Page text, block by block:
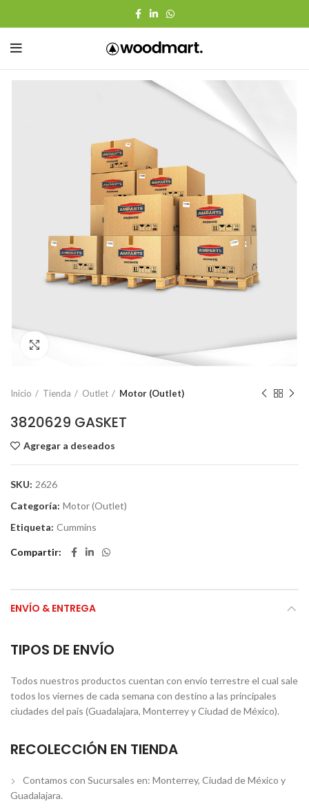
Click to enlarge
Inicio Tienda Outlet Motor (Outlet)
3820629 GASKET
Agregar a deseados
SKU: 2626
Categoría: Motor (Outlet)
Etiqueta: Cummins
Compartir
ENVÍO & ENTREGA
TIPOS DE ENVÍO
Todos nuestros productos cuentan con envío terrestre el cual sale
todos los viernes de cada semana con destino a las principales
ciudades del país (Guadalajara, Monterrey y Ciudad de México).
RECOLECCIÓN EN TIENDA
Contamos con Sucursales en: Monterrey, Ciudad de México y
Guadalajara.